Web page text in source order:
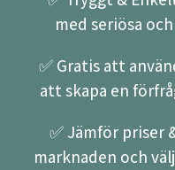
med seriösa
✅ Gratis att
att skapa en
✅ Jämför priser
marknaden och